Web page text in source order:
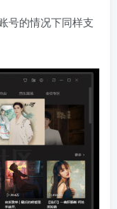
号的情况下同样支